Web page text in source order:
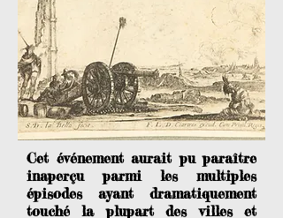
Cet événement aurait pu paraître
inaperçu parmi les multiples
épisodes ayant dramatiquement
touché la plupart des villes et